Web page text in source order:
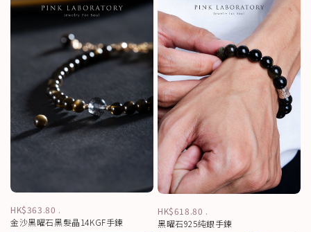
HK$363.80 .
金沙黑曜石黑髮晶14KGF手鍊
HK$618.80 .
黑曜石925純銀手鍊